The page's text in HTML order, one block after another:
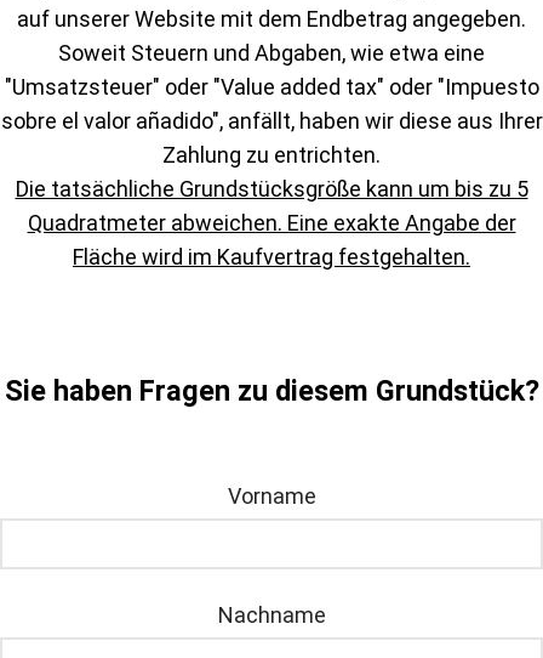
auf unserer Website mit dem Endbetrag angegeben.
Soweit Steuern und Abgaben, wie etwa eine
"Umsatzsteuer" oder "Value added tax" oder "Impuesto
sobre el valor añadido", anfällt, haben wir diese aus Ihrer
Zahlung zu entrichten.
Die tatsächliche Grundstücksgröße kann um bis zu 5
Quadratmeter abweichen. Eine exakte Angabe der
Fläche wird im Kaufvertrag festgehalten.
Sie haben Fragen zu diesem Grundstück?
Vorname
Nachname